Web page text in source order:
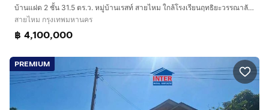
บ้านแฝด 2 ชั้น 31.5 ตร.ว. หมู่บ้านเรสท์ สายไหม ใกล้โรงเรียนฤทธิยะวรรณาลัย 2 ซอยสายไหม43 (ซอยพหลโยธิน54) ถนนสายไหม ถนนวัชรพล เขตสายไหม
สายไหม กรุงเทพมหานคร
฿ 4,100,000
PREMIUM